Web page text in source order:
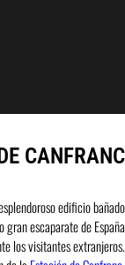
CANFRANC
edificio bañado
escaparate de España
los visitantes extranjeros.